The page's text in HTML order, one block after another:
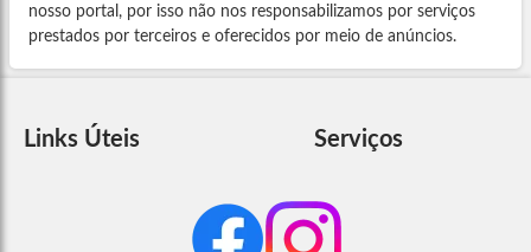
nosso portal, por isso não nos responsabilizamos por serviços
prestados por terceiros e oferecidos por meio de anúncios.
Links Úteis Serviços